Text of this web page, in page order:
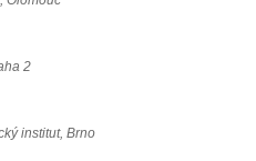
2
institut, Brno